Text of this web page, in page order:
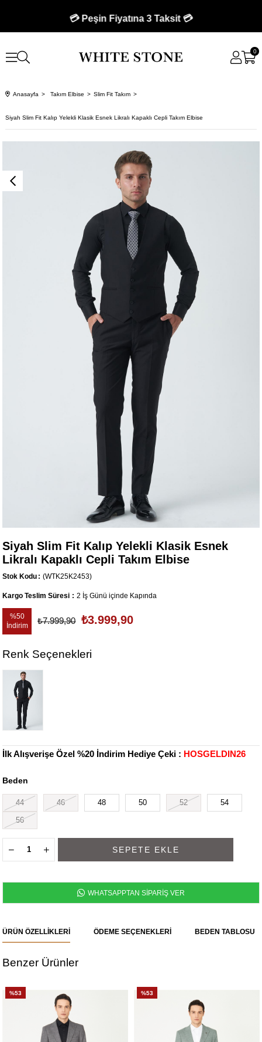
💳 Peşin Fiyatına 3 Taksit 💳
🚚 750 TL Üzeri Kargo Bedava 🚚
0
Anasayfa Takım Elbise Slim Fit Takım
Siyah Slim Fit Kalıp Yelekli Klasik Esnek Likralı Kapaklı Cepli Takım Elbise
Siyah Slim Fit Kalıp Yelekli Klasik Esnek
Likralı Kapaklı Cepli Takım Elbise
Stok Kodu (WTK25K2453)
Kargo Teslim Süresi : 2 İş Günü içinde Kapında
%50
İndirim
₺7.999,90 ₺3.999,90
Renk Seçenekleri
İlk Alışverişe Özel %20 İndirim Hediye Çeki : HOSGELDIN26
Beden
44 46 48 50 52 54
56
WHATSAPPTAN SİPARİŞ VER
ÜRÜN ÖZELLIKLERI ÖDEME SEÇENEKLERI BEDEN TABLOSU
Benzer Ürünler
%53 %53